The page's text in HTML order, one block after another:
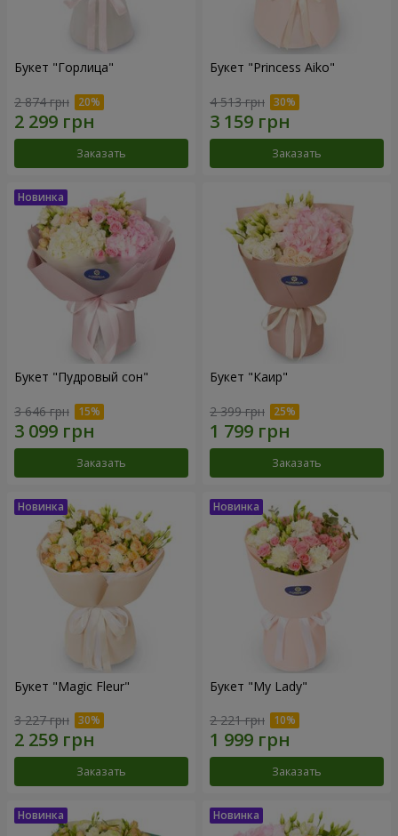
Букет "Горлица"
2 874 грн
Заказать
Букет "Princess Aiko"
4 513 грн
Заказать
Букет "Пудровый сон"
3 646 грн
Заказать
Букет "Каир"
2 399 грн
Заказать
Букет "Magic Fleur"
3 227 грн
Заказать
Букет "My Lady"
2 221 грн
Заказать